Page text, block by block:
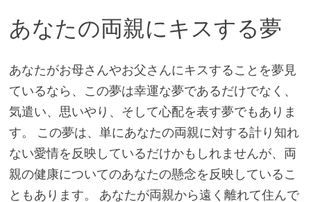
あなたの両親にキスする夢
あなたがお母さんやお父さんにキスすることを夢見
ているなら、この夢は幸運な夢であるだけでなく、
気遣い、思いやり、そして心配を表す夢でもありま
す。 この夢は、単にあなたの両親に対する計り知れ
ない愛情を反映しているだけかもしれませんが、両
親の健康についてのあなたの懸念を反映しているこ
ともあります。 あなたが両親から遠く離れて住んで